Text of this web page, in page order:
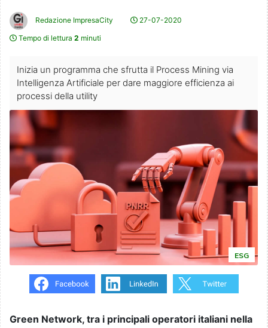
Redazione ImpresaCity
27-07-2020
Tempo di lettura 2 minuti
Inizia un programma che sfrutta il Process Mining via
Intelligenza Artificiale per dare maggiore efficienza ai
processi della utility
ESG
Green Network, tra i principali operatori italiani nella